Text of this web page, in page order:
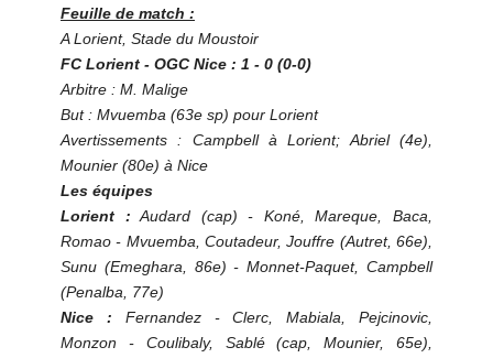
Feuille de match :
A Lorient, Stade du Moustoir
FC Lorient - OGC Nice : 1 - 0 (0-0)
Arbitre : M. Malige
But : Mvuemba (63e sp) pour Lorient
Avertissements : Campbell à Lorient; Abriel (4e),
Mounier (80e) à Nice
Les équipes
Lorient : Audard (cap) - Koné, Mareque, Baca,
Romao - Mvuemba, Coutadeur, Jouffre (Autret, 66e),
Sunu (Emeghara, 86e) - Monnet-Paquet, Campbell
(Penalba, 77e)
Nice : Fernandez - Clerc, Mabiala, Pejcinovic,
Monzon - Coulibaly, Sablé (cap, Mounier, 65e),